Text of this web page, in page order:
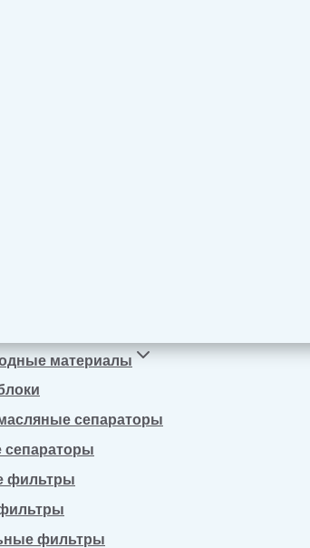
материалы
сепараторы
сепараторы
фильтры
фильтры